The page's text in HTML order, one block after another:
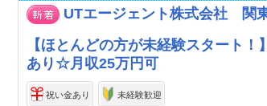
UTエージェント株式会社 関
【ほとんどの方が未経験スタート
あり☆月収25万円可
祝い金あり 未経験歓迎